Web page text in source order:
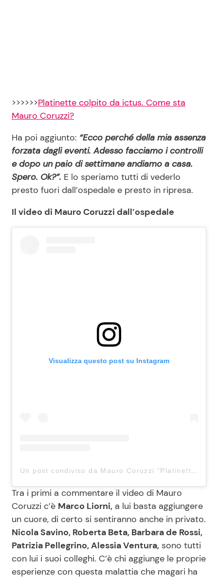
>>>>>>Platinette colpito da ictus. Come sta
Mauro Coruzzi?
Ha poi aggiunto: “Ecco perché della mia assenza
forzata dagli eventi. Adesso facciamo i controlli
e dopo un paio di settimane andiamo a casa.
Spero. Ok?”. E lo speriamo tutti di vederlo
presto fuori dall’ospedale e presto in ripresa.
Il video di Mauro Coruzzi dall’ospedale
Visualizza questo post su Instagram
Un post condiviso da Mauro Coruzzi “Platinette” (@platimauro_o_mauroplati)
Tra i primi a commentare il video di Mauro
Coruzzi c’è Marco Liorni, a lui basta aggiungere
un cuore, di certo si sentiranno anche in privato.
Nicola Savino, Roberta Beta, Barbara de Rossi,
Patrizia Pellegrino, Alessia Ventura, sono tutti
con lui i suoi colleghi. C’è chi aggiunge le proprie
esperienze con questa malattia che magari ha